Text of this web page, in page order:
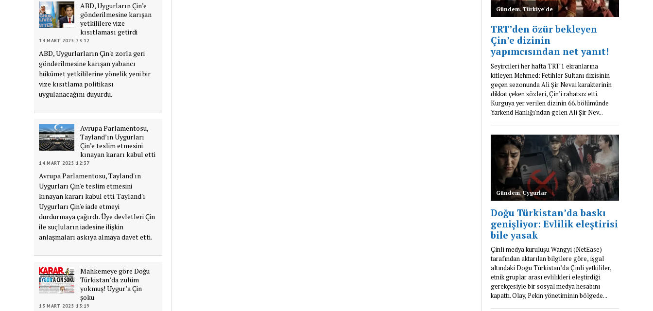
ABD, Uygurların Çin’e
gönderilmesine karışan
yetkililere vize
kısıtlaması getirdi
14 MART 2025 23:12
ABD, Uygurlarların Çin'e zorla geri
gönderilmesine karışan yabancı
hükümet yetkililerine yönelik yeni bir
vize kısıtlama politikası
uygulanacağını duyurdu.
Avrupa Parlamentosu,
Tayland’ın Uygurları
Çin’e teslim etmesini
kınayan kararı kabul etti
14 MART 2025 12:37
Avrupa Parlamentosu, Tayland'ın
Uygurları Çin'e teslim etmesini
kınayan kararı kabul etti. Tayland'ı
Uygurları Çin'e iade etmeyi
durdurmaya çağırdı. Üye devletleri Çin
ile suçluların iadesine ilişkin
anlaşmaları askıya almaya davet etti.
Mahkemeye göre Doğu
Türkistan’da zulüm
yokmuş! Uygur’a Çin
şoku
13 MART 2025 13:19